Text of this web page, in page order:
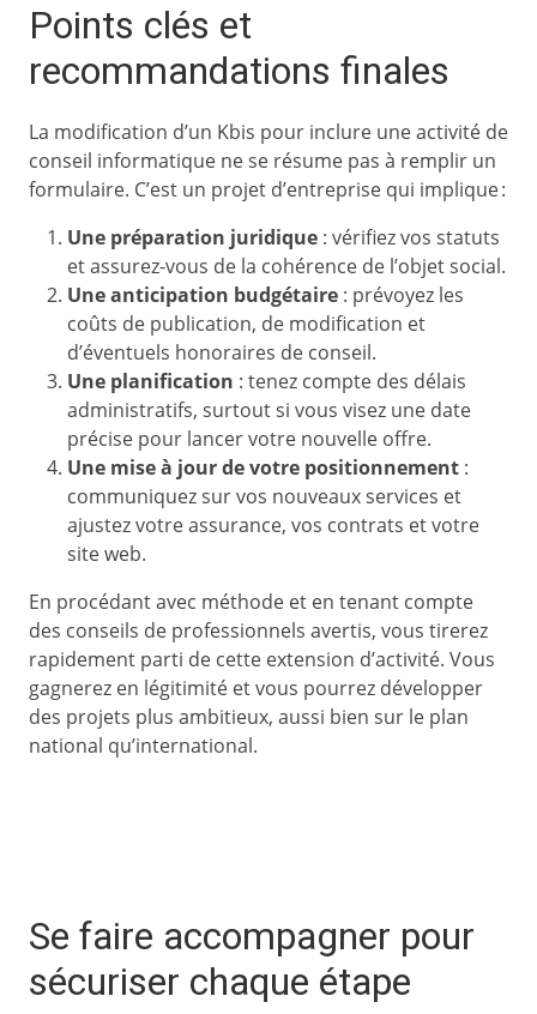
Points clés et
recommandations finales
La modification d’un Kbis pour inclure une activité de
conseil informatique ne se résume pas à remplir un
formulaire. C’est un projet d’entreprise qui implique :
Une préparation juridique : vérifiez vos statuts
et assurez-vous de la cohérence de l’objet social.
Une anticipation budgétaire : prévoyez les
coûts de publication, de modification et
d’éventuels honoraires de conseil.
Une planification : tenez compte des délais
administratifs, surtout si vous visez une date
précise pour lancer votre nouvelle offre.
Une mise à jour de votre positionnement :
communiquez sur vos nouveaux services et
ajustez votre assurance, vos contrats et votre
site web.
En procédant avec méthode et en tenant compte
des conseils de professionnels avertis, vous tirerez
rapidement parti de cette extension d’activité. Vous
gagnerez en légitimité et vous pourrez développer
des projets plus ambitieux, aussi bien sur le plan
national qu’international.
Se faire accompagner pour
sécuriser chaque étape